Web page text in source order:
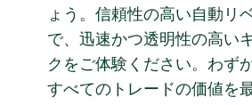
ょう。信頼性の高い自動リ
で、迅速かつ透明性の高い
クをご体験ください。わず
すべてのトレードの価値を